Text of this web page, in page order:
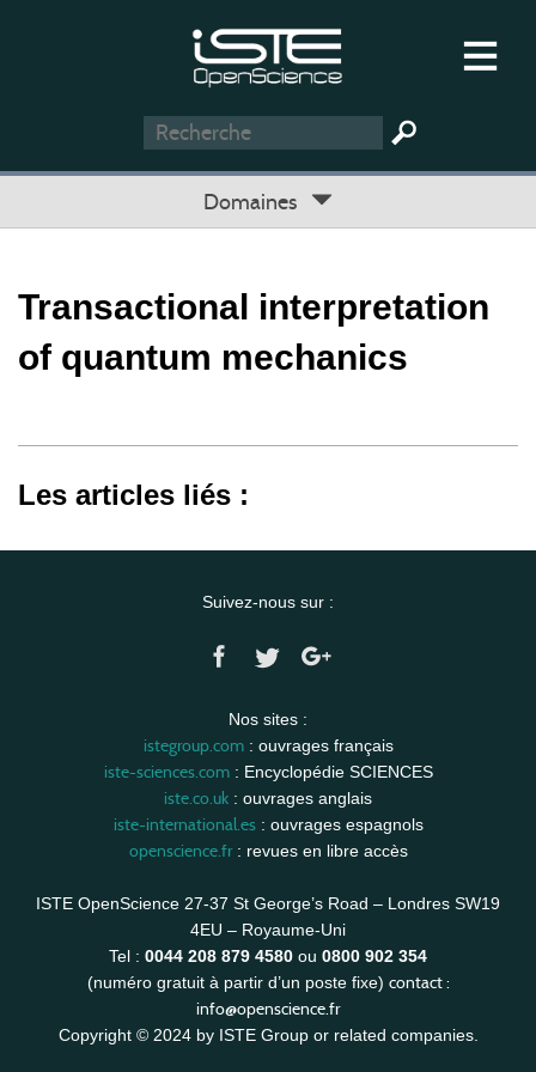
Domaines
Transactional interpretation
of quantum mechanics
Les articles liés :
Suivez-nous sur :
Nos sites :
istegroup.com: ouvrages français
iste-sciences.com: Encyclopédie SCIENCES
iste.co.uk : ouvrages anglais
iste-international.es: ouvrages espagnols
openscience.fr: revues en libre accès
ISTE OpenScience 27-37 St George’s Road – Londres SW19
4EU – Royaume-Uni
Tel : 0044 208 879 4580 ou 0800 902 354
(numéro gratuit à partir d’un poste fixe) contact :
info@openscience.fr
Copyright © 2024 by ISTE Group or related companies.